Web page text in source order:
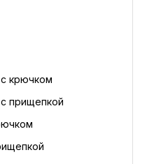
крючком
прищепкой